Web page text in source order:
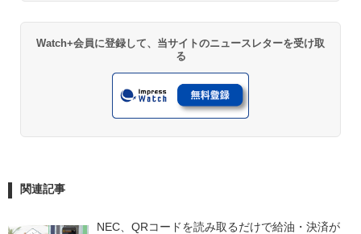
Watch+会員に登録して、当サイトのニュースレターを受け取
る
関連記事
NEC、QRコードを読み取るだけで給油・決済が